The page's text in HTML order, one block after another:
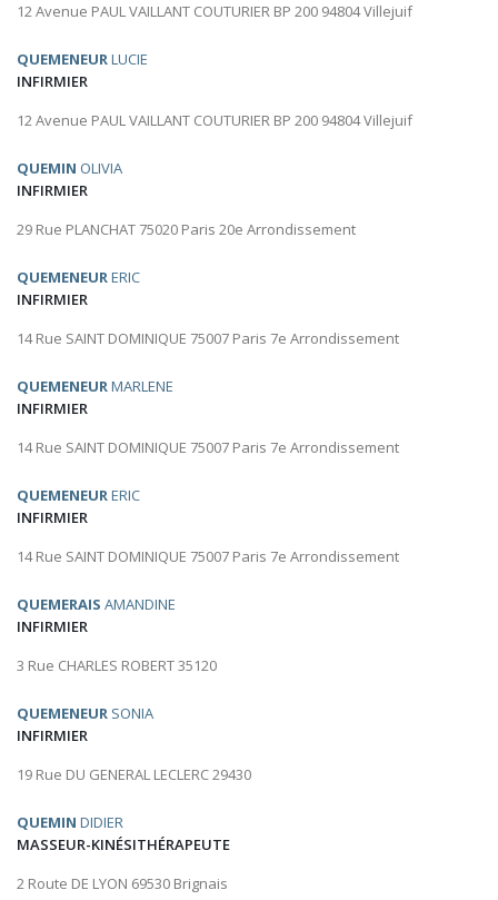
12 Avenue PAUL VAILLANT COUTURIER BP 200 94804 Villejuif
QUEMENEURLUCIE
INFIRMIER
12 Avenue PAUL VAILLANT COUTURIER BP 200 94804 Villejuif
QUEMIN OLIVIA
INFIRMIER
29 Rue PLANCHAT 75020 Paris 20e Arrondissement
QUEMENEURERIC
INFIRMIER
14 Rue SAINT DOMINIQUE 75007 Paris 7e Arrondissement
QUEMENEURMARLENE
INFIRMIER
14 Rue SAINT DOMINIQUE 75007 Paris 7e Arrondissement
QUEMENEURERIC
INFIRMIER
14 Rue SAINT DOMINIQUE 75007 Paris 7e Arrondissement
QUEMERAIS AMANDINE
INFIRMIER
3 Rue CHARLES ROBERT 35120
QUEMENEUR SONIA
INFIRMIER
19 Rue DU GENERAL LECLERC 29430
QUEMIN DIDIER
MASSEUR-KINÉSITHÉRAPEUTE
2 Route DE LYON 69530 Brignais